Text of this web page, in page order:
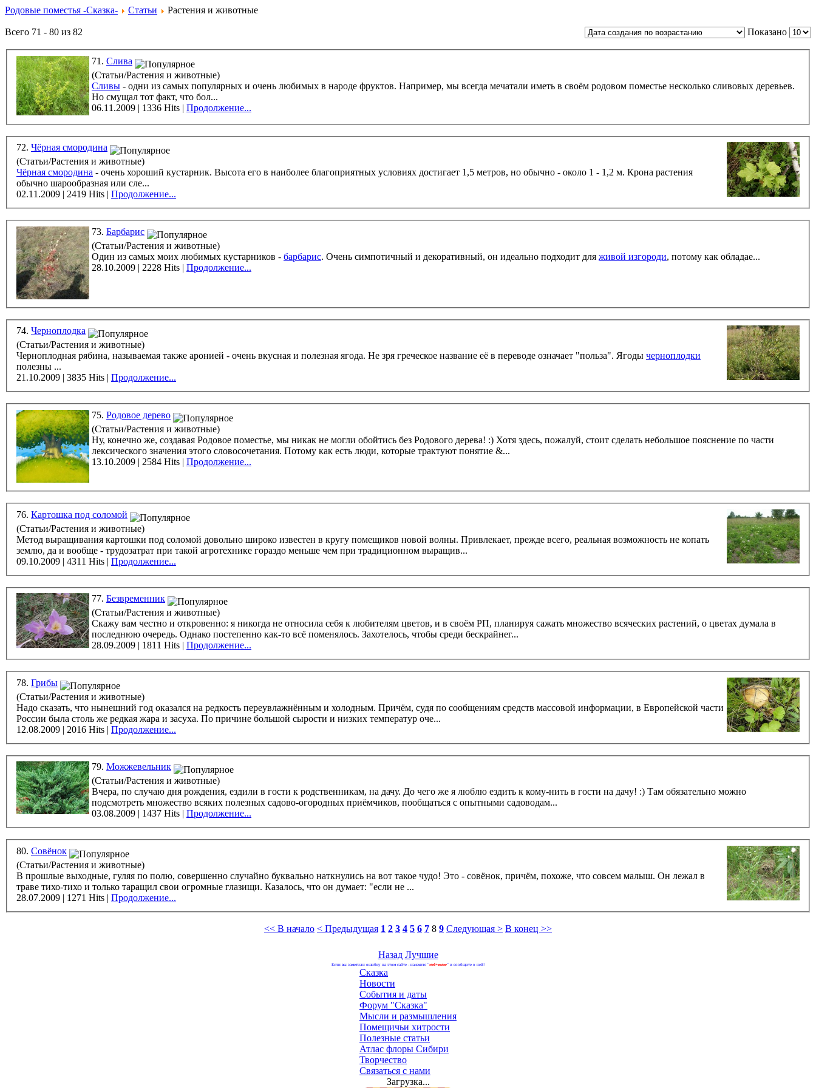
Родовые поместья -Сказка- Статьи Растения и животные
Всего 71 - 80 из 82 Показано
71. Слива
(Статьи/Растения и животные)
Сливы
Но смущал тот факт, что бол...
06.11.2009 | 1336 Hits | Продолжение...
72. Чёрная смородина
(Статьи/Растения и животные)
Чёрная смородина
обычно шарообразная или сле...
02.11.2009 | 2419 Hits | Продолжение...
73. Барбарис
(Статьи/Растения и животные)
Один из самых моих любимых кустарников - барбарис. Очень симпотичный и декоративный, он идеально подходит для живой изгороди, потому как обладае...
28.10.2009 | 2228 Hits | Продолжение...
74. Черноплодка
(Статьи/Растения и животные)
Черноплодная рябина, называемая также аронией - очень вкусная и полезная ягода. Не зря греческое название её в переводе означает "польза". Ягоды черноплодки
полезны ...
21.10.2009 | 3835 Hits | Продолжение...
75. Родовое дерево
(Статьи/Растения и животные)
Ну, конечно же, создавая Родовое поместье, мы никак не могли обойтись без Родового дерева! :) Хотя здесь, пожалуй, стоит сделать небольшое пояснение по части
лексического значения этого словосочетания. Потому как есть люди, которые трактуют понятие &...
13.10.2009 | 2584 Hits | Продолжение...
76. Картошка под соломой
(Статьи/Растения и животные)
Метод выращивания картошки под соломой довольно широко известен в кругу помещиков новой волны. Привлекает, прежде всего, реальная возможность не копать
землю, да и вообще - трудозатрат при такой агротехнике гораздо меньше чем при традиционном выращив...
09.10.2009 | 4311 Hits | Продолжение...
77. Безвременник
(Статьи/Растения и животные)
Скажу вам честно и откровенно: я никогда не относила себя к любителям цветов, и в своём РП, планируя сажать множество всяческих растений, о цветах думала в
последнюю очередь. Однако постепенно как-то всё поменялось. Захотелось, чтобы среди бескрайнег...
28.09.2009 | 1811 Hits | Продолжение...
78. Грибы
(Статьи/Растения и животные)
Надо сказать, что нынешний год оказался на редкость переувлажнённым и холодным. Причём, судя по сообщениям средств массовой информации, в Европейской части
России была столь же редкая жара и засуха. По причине большой сырости и низких температур оче...
12.08.2009 | 2016 Hits | Продолжение...
79. Можжевельник
(Статьи/Растения и животные)
Вчера, по случаю дня рождения, ездили в гости к родственникам, на дачу. До чего же я люблю ездить к кому-нить в гости на дачу! :) Там обязательно можно
подсмотреть множество всяких полезных садово-огородных приёмчиков, пообщаться с опытными садоводам...
03.08.2009 | 1437 Hits | Продолжение...
80. Совёнок
(Статьи/Растения и животные)
В прошлые выходные, гуляя по полю, совершенно случайно буквально наткнулись на вот такое чудо! Это - совёнок, причём, похоже, что совсем малыш. Он лежал в
траве тихо-тихо и только таращил свои огромные глазищи. Казалось, что он думает: "если не ...
28.07.2009 | 1271 Hits | Продолжение...
<< В начало < Предыдущая 1 2 3 4 5 6 7 8 9 Следующая > В конец >>
Назад Лучшие
Если вы заметили ошибку на этом сайте - нажмите "ctrl+enter" и сообщите о ней!
Сказка
Новости
События и даты
Форум "Сказка"
Мысли и размышления
Помещичьи хитрости
Полезные статьи
Атлас флоры Сибири
Творчество
Связаться с нами
Загрузка...